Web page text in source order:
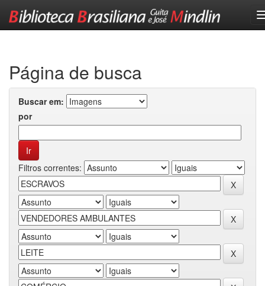
Página de busca
Buscar em:
por
Filtros correntes: